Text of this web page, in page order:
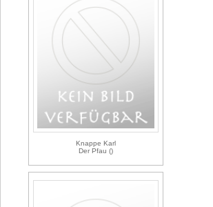
Knappe Karl
Der Pfau ()